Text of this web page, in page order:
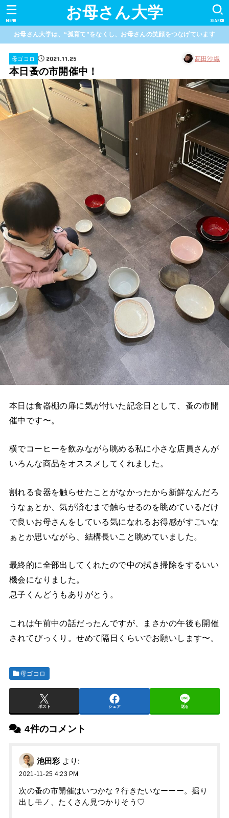
お母さん大学 SEARCH
MENU
お母さん大学は、“孤育て”をなくし、お母さんの笑顔をつなげています
母ゴコロ 2021.11.25 髙田沙織
本日蚤の市開催中！
本日は食器棚の扉に気が付いた記念日として、蚤の市開
催中です〜。
横でコーヒーを飲みながら眺める私に小さな店員さんが
いろんな商品をオススメしてくれました。
割れる食器を触らせたことがなかったから新鮮なんだろ
うなぁとか、気が済むまで触らせるのを眺めているだけ
で良いお母さんをしている気になれるお得感がすごいな
ぁとか思いながら、結構長いこと眺めていました。
最終的に全部出してくれたので中の拭き掃除をするいい
機会になりました。
息子くんどうもありがとう。
これは午前中の話だったんですが、まさかの午後も開催
されてびっくり。せめて隔日くらいでお願いします〜。
母ゴコロ
ポスト シェア 送る
4件のコメント
池田彩 より:
2021-11-25 4:23 PM
次の蚤の市開催はいつかな？行きたいなーーー。掘り
出しモノ、たくさん見つかりそう♡